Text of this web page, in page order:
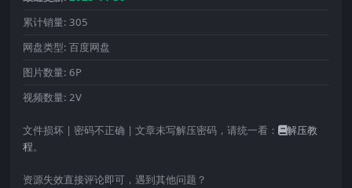
累计销量: 305
网盘类型: 百度网盘
图片数量: 6P
视频数量: 2V
文件损坏 | 密码不正确 | 文章未写解压密码，请统一看：
解压教
程。
资源失效直接评论即可，遇到其他问题？